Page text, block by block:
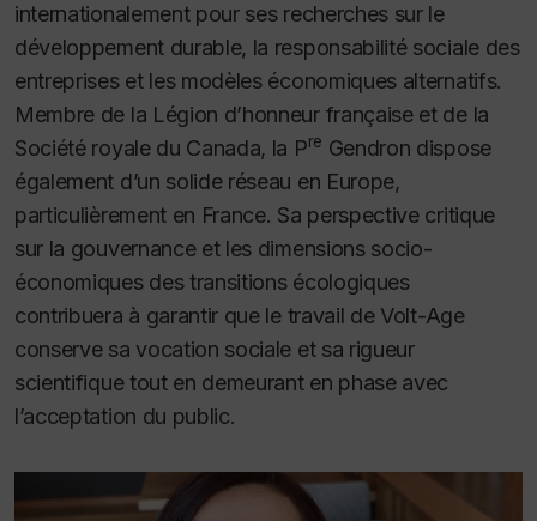
internationalement pour ses recherches sur le
développement durable, la responsabilité sociale des
entreprises et les modèles économiques alternatifs.
Membre de la Légion d’honneur française et de la
Société royale du Canada, la Pre Gendron dispose
également d’un solide réseau en Europe,
particulièrement en France. Sa perspective critique
sur la gouvernance et les dimensions socio-
économiques des transitions écologiques
contribuera à garantir que le travail de Volt-Age
conserve sa vocation sociale et sa rigueur
scientifique tout en demeurant en phase avec
l’acceptation du public.